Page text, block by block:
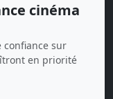
cinéma
confiance sur
en priorité